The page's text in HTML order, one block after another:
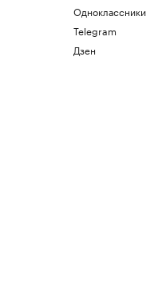
Одноклассники
Telegram
Дзен